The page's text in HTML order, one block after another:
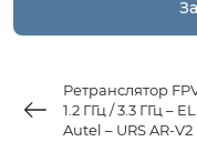
Ретранслятор
1.2 ГГц / 3.3 ГГц –
Autel – URS AR-V2